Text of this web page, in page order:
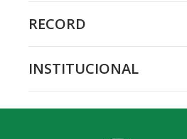
RECORD
INSTITUCIONAL